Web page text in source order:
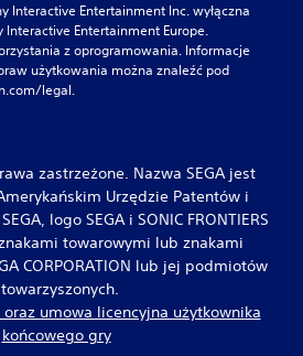
Interactive Entertainment Inc. wyłączna
Interactive Entertainment Europe.
z oprogramowania. Informacje
użytkowania można znaleźć pod
legal.
zastrzeżone. Nazwa SEGA jest
Urzędzie Patentów i
logo SEGA i SONIC FRONTIERS
towarowymi lub znakami
CORPORATION lub jej podmiotów
umowa licencyjna użytkownika
końcowego gry